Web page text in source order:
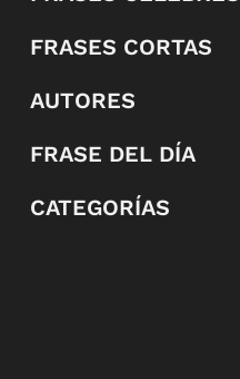
FRASES CORTAS
AUTORES
FRASE DEL DÍA
CATEGORÍAS